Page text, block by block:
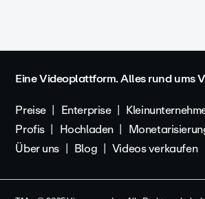
Eine Videoplattform. Alles rund ums
Preise
Enterprise
Profis
Hochladen
Über uns
Blog Videos verkaufen